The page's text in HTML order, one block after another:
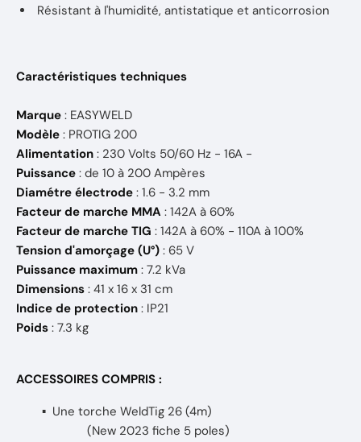
Résistant à l'humidité, antistatique et anticorrosion
Caractéristiques techniques
Marque : EASYWELD
Modèle : PROTIG 200
Alimentation : 230 Volts 50/60 Hz - 16A -
Puissance : de 10 à 200 Ampères
Diamétre électrode : 1.6 - 3.2 mm
Facteur de marche MMA : 142A à 60%
Facteur de marche TIG : 142A à 60% - 110A à 100%
Tension d'amorçage (U°) : 65 V
Puissance maximum : 7.2 kVa
Dimensions : 41 x 16 x 31 cm
Indice de protection : IP21
Poids : 7.3 kg
ACCESSOIRES COMPRIS :
▪ Une torche WeldTig 26 (4m)
(New 2023 fiche 5 poles)